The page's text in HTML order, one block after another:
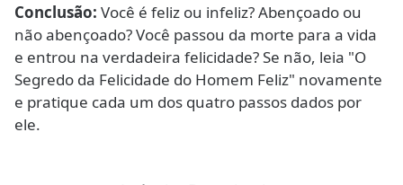
Conclusão: Você é feliz ou infeliz? Abençoado ou
não abençoado? Você passou da morte para a vida
e entrou na verdadeira felicidade? Se não, leia "O
Segredo da Felicidade do Homem Feliz" novamente
e pratique cada um dos quatro passos dados por
ele.